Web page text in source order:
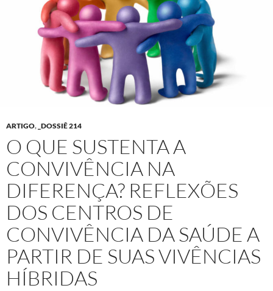
ARTIGO, _DOSSIÊ 214
O QUE SUSTENTA A
CONVIVÊNCIA NA
DIFERENÇA? REFLEXÕES
DOS CENTROS DE
CONVIVÊNCIA DA SAÚDE A
PARTIR DE SUAS VIVÊNCIAS
HÍBRIDAS